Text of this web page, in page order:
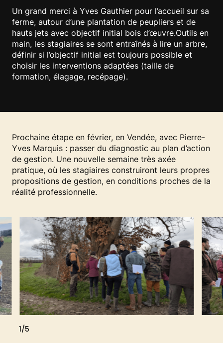
Un grand merci à Yves Gauthier pour l’accueil sur sa
ferme, autour d’une plantation de peupliers et de
hauts jets avec objectif initial bois d’œuvre.Outils en
main, les stagiaires se sont entraînés à lire un arbre,
définir si l’objectif initial est toujours possible et
choisir les interventions adaptées (taille de
formation, élagage, recépage).
Prochaine étape en février, en Vendée, avec Pierre-
Yves Marquis : passer du diagnostic au plan d’action
de gestion. Une nouvelle semaine très axée
pratique, où les stagiaires construiront leurs propres
propositions de gestion, en conditions proches de la
réalité professionnelle.
1/5